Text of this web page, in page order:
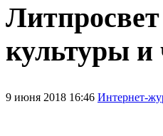
культуры и
9 июня 2018 16:46 Интернет-